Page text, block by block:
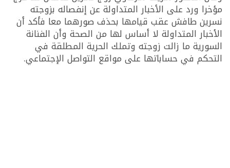
مؤخرا ورد على الأخبار المتداولة عن إنفصاله بزوجته
نسرين طافش عقب قيامها بحذف صورهما معا فأكد أن
الأخبار المتداولة لا أساس لها من الصحة وأن الفنانة
السورية ما زالت زوجته وتملك الحرية المطلقة في
التحكم في حساباتها على مواقع التواصل الإجتماعي.